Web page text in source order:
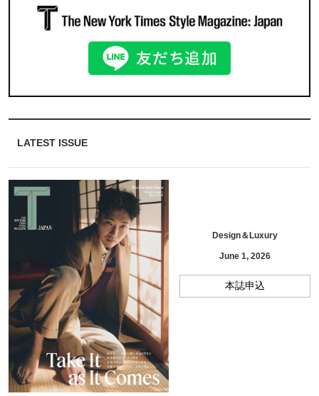
LATEST ISSUE
Design＆Luxury
June 1, 2026
本誌申込